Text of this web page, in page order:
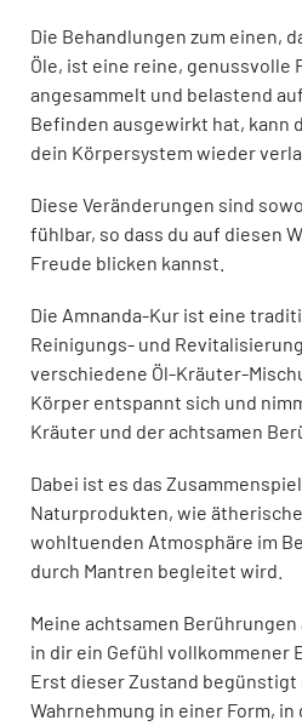
Die Behandlungen zum einen,
Öle, ist eine reine, genussvolle
angesammelt und belastend
Befinden ausgewirkt hat, kann
dein Körpersystem wieder
Diese Veränderungen sind
fühlbar, so dass du auf diesen
Freude blicken kannst.
Die Amnanda-Kur ist eine
Reinigungs- und
verschiedene Öl-Kräuter-
Körper entspannt sich und
Kräuter und der achtsamen
Dabei ist es das
Naturprodukten, wie
wohltuenden Atmosphäre im
durch Mantren begleitet wird.
Meine achtsamen
in dir ein Gefühl vollkommener
Erst dieser Zustand begünstigt
Wahrnehmung in einer Form,